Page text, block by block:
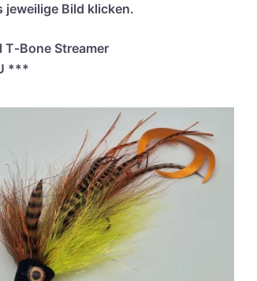
jewei­li­ge Bild klicken.
T‑Bone Strea­mer
***